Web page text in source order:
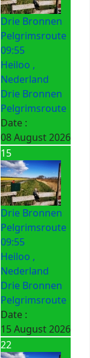
Drie Bronnen
Pelgrimsroute
09:55
Heiloo ,
Nederland
Drie Bronnen
Pelgrimsroute
Date :
08 August 2026
15
Drie Bronnen
Pelgrimsroute
09:55
Heiloo ,
Nederland
Drie Bronnen
Pelgrimsroute
Date :
15 August 2026
22